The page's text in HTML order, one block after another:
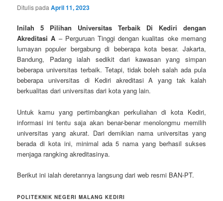
Ditulis padaApril 11, 2023
Inilah 5 Pilihan Universitas Terbaik Di Kediri dengan
Akreditasi A – Perguruan Tinggi dengan kualitas oke memang
lumayan populer bergabung di beberapa kota besar. Jakarta,
Bandung, Padang ialah sedikit dari kawasan yang simpan
beberapa universitas terbaik. Tetapi, tidak boleh salah ada pula
beberapa universitas di Kediri akreditasi A yang tak kalah
berkualitas dari universitas dari kota yang lain.
Untuk kamu yang pertimbangkan perkuliahan di kota Kediri,
informasi ini tentu saja akan benar-benar menolongmu memilih
universitas yang akurat. Dari demikian nama universitas yang
berada di kota ini, minimal ada 5 nama yang berhasil sukses
menjaga rangking akreditasinya.
Berikut ini ialah deretannya langsung dari web resmi BAN-PT.
POLITEKNIK NEGERI MALANG KEDIRI